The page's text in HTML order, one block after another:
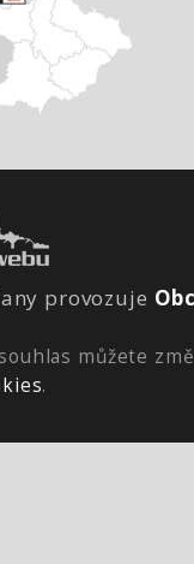
provozuje
můžete
.